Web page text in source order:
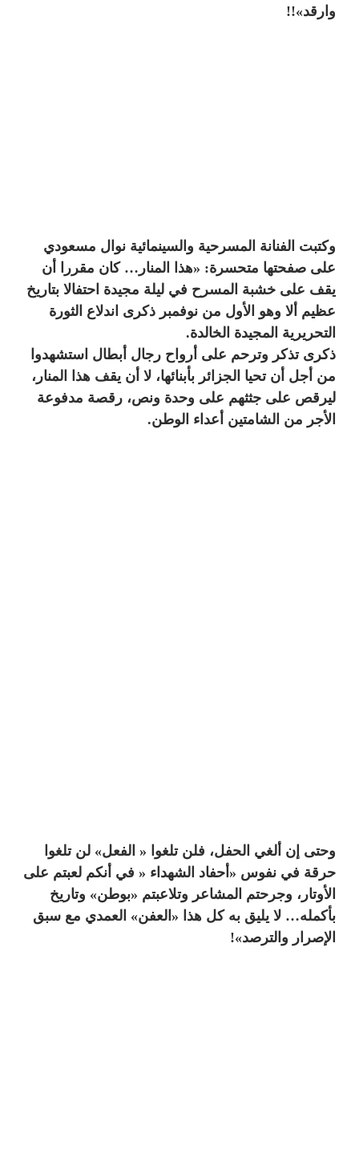
وارقد»!!
وكتبت الفنانة المسرحية والسينمائية نوال مسعودي
على صفحتها متحسرة: «هذا المنار… كان مقررا أن
يقف على خشبة المسرح في ليلة مجيدة احتفالا بتاريخ
عظيم ألا وهو الأول من نوفمبر ذكرى اندلاع الثورة
التحريرية المجيدة الخالدة.
ذكرى تذكر وترحم على أرواح رجال أبطال استشهدوا
من أجل أن تحيا الجزائر بأبنائها، لا أن يقف هذا المنار،
ليرقص على جثثهم على وحدة ونص، رقصة مدفوعة
الأجر من الشامتين أعداء الوطن.
وحتى إن ألغي الحفل، فلن تلغوا « الفعل» لن تلغوا
حرقة في نفوس «أحفاد الشهداء « في أنكم لعبتم على
الأوتار، وجرحتم المشاعر وتلاعبتم «بوطن» وتاريخ
بأكمله… لا يليق به كل هذا «العفن» العمدي مع سبق
الإصرار والترصد»!